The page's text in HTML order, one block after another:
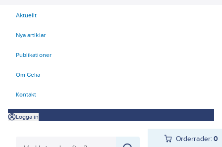
Aktuellt
Nya artiklar
Publikationer
Om Gelia
Kontakt
Logga in
Orderrader:0